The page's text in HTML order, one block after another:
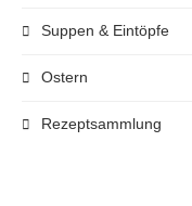
Suppen & Eintöpfe
Ostern
Rezeptsammlung